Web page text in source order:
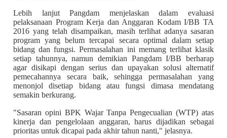
Lebih lanjut Pangdam menjelaskan dalam evaluasi
pelaksanaan Program Kerja dan Anggaran Kodam I/BB TA
2016 yang telah disampaikan, masih terlihat adanya sasaran
program yang belum tercapai secara optimal dalam setiap
bidang dan fungsi. Permasalahan ini memang terlihat klasik
setiap tahunnya, namun demikian Pangdam I/BB berharap
agar disikapi dengan serius dan upayakan solusi alternatif
pemecahannya secara baik, sehingga permasalahan yang
menonjol disetiap bidang atau fungsi dimasa mendatang
semakin berkurang.
"Sasaran opini BPK Wajar Tanpa Pengecualian (WTP) atas
kinerja dan pengelolaan anggaran, harus dijadikan sebagai
prioritas untuk dicapai pada akhir tahun nanti," jelasnya.